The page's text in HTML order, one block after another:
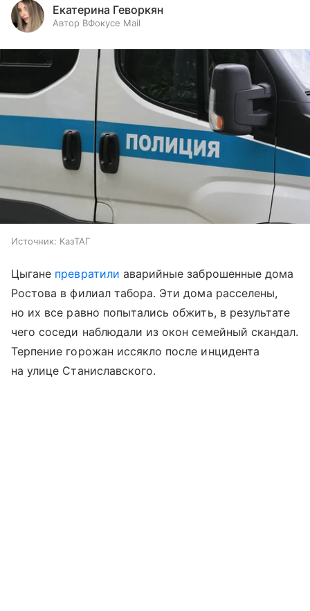
Екатерина Геворкян
Автор ВФокусе Mail
Источник: КазТАГ
Цыгане превратили аварийные заброшенные дома
Ростова в филиал табора. Эти дома расселены,
но их все равно попытались обжить, в результате
чего соседи наблюдали из окон семейный скандал.
Терпение горожан иссякло после инцидента
на улице Станиславского.